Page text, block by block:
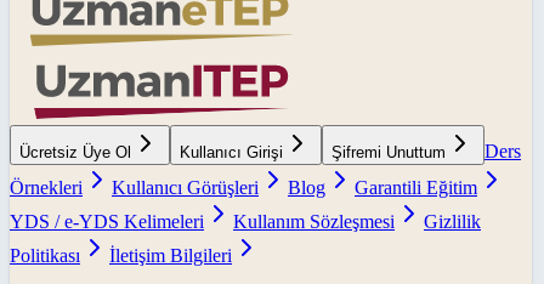
Ücretsiz Üye Ol Kullanıcı Girişi Şifremi Unuttum
Ders
Örnekleri
Kullanıcı Görüşleri Blog
Garantili Eğitim
YDS / e-YDS Kelimeleri
Kullanım Sözleşmesi
Gizlilik
Politikası
İletişim Bilgileri